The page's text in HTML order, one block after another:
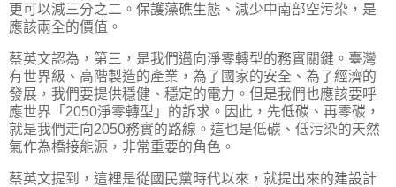
更可以減三分之二。保護藻礁生態、減少中南部空污染，是
應該兩全的價值。
蔡英文認為，第三，是我們邁向淨零轉型的務實關鍵。臺灣
有世界級、高階製造的產業，為了國家的安全、為了經濟的
發展，我們要提供穩健、穩定的電力。但是我們也應該要呼
應世界「2050淨零轉型」的訴求。因此，先低碳、再零碳，
就是我們走向2050務實的路線。這也是低碳、低污染的天然
氣作為橋接能源，非常重要的角色。
蔡英文提到，這裡是從國民黨時代以來，就提出來的建設計